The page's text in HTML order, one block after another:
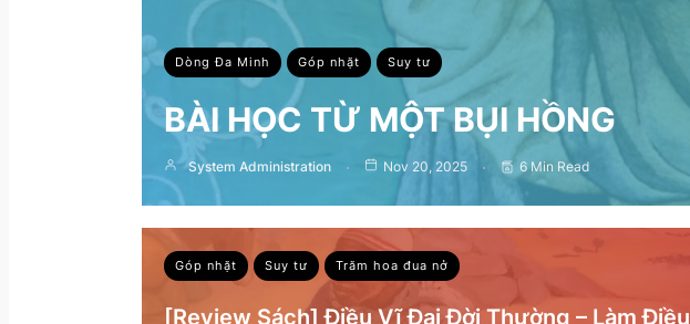
Dòng Đa Minh Góp nhặt Suy tư
BÀI HỌC TỪ MỘT BỤI HỒNG
System Administration Nov 20, 2025 6 Min Read
Góp nhặt Suy tư Trăm hoa đua nở
[Review Sách] Điều Vĩ Đại Đời Thường – Làm Điều